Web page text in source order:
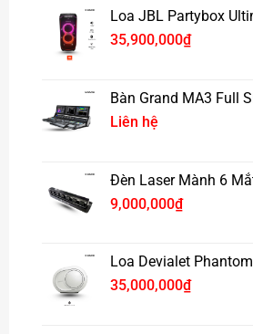
Thiết kế di động, bền bỉ
giúp dễ dàng di chuyển trong mọi
Xpace Lighting
Loa JBL Partybox
35,900,000₫
Bàn Grand MA3 Full
Liên hệ
Đèn Laser Mành 6
9,000,000₫
Loa Devialet
35,000,000₫